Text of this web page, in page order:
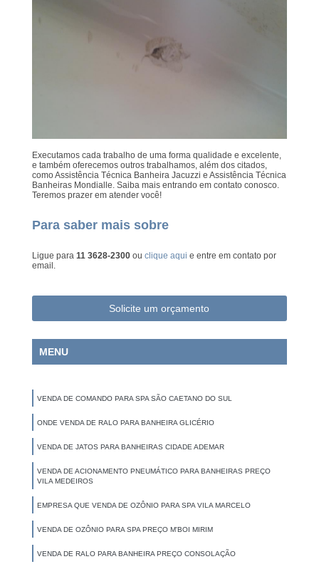
Executamos cada trabalho de uma forma qualidade e excelente,
e também oferecemos outros trabalhamos, além dos citados,
como Assistência Técnica Banheira Jacuzzi e Assistência Técnica
Banheiras Mondialle. Saiba mais entrando em contato conosco.
Teremos prazer em atender você!
Para saber mais sobre
Ligue para 11 3628-2300ou clique aqui e entre em contato por
email.
Solicite um orçamento
MENU
VENDA DE COMANDO PARA SPA SÃO CAETANO DO SUL
ONDE VENDA DE RALO PARA BANHEIRA GLICÉRIO
VENDA DE JATOS PARA BANHEIRAS CIDADE ADEMAR
VENDA DE ACIONAMENTO PNEUMÁTICO PARA BANHEIRAS PREÇO
VILA MEDEIROS
EMPRESA QUE VENDA DE OZÔNIO PARA SPA VILA MARCELO
VENDA DE OZÔNIO PARA SPA PREÇO M'BOI MIRIM
VENDA DE RALO PARA BANHEIRA PREÇO CONSOLAÇÃO